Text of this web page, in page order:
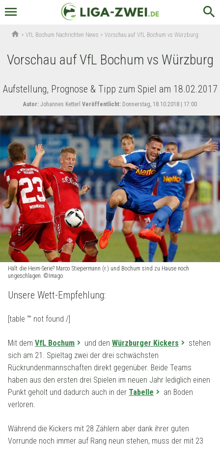
menu search
home >VfL Bochum Nachrichten News >Vorschau auf VfL Bochum vs Würzburg
Vorschau auf VfL Bochum vs Würzburg
Aufstellung, Prognose & Tipp zum Spiel am 18.02.2017
Autor: Johannes Ketterl Veröffentlicht: Donnerstag, 18.10.2018 | 17:00
Hält die Heim-Serie? Marco Stiepermann (r.) und Bochum sind zu Hause noch
ungeschlagen. ©Imago
Unsere Wett-Empfehlung:
[table “” not found /]
Mit dem VfL Bochum und den Würzburger Kickers
stehen
sich am 21. Spieltag zwei der drei schwächsten
Rückrundenmannschaften direkt gegenüber. Beide Teams
haben aus den ersten drei Spielen im neuen Jahr lediglich einen
Punkt geholt und dadurch auch in der Tabelle
an Boden
verloren.
Während die Kickers mit 28 Zählern aber dank ihrer guten
Vorrunde noch immer auf Rang neun stehen, muss der mit 23